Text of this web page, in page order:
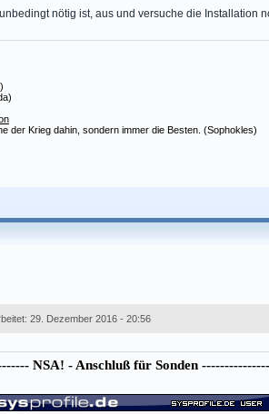
nötig ist, aus und versuche die Installation
der Krieg dahin, sondern immer die Besten. (Sophokles)
29. Dezember 2016 - 20:56
NSA! - Anschluß für Sonden